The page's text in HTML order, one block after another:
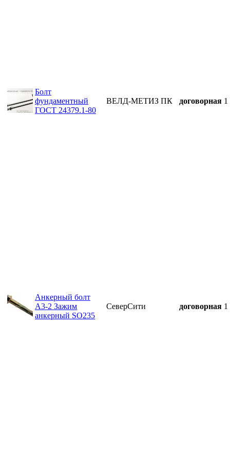
Болт
фундаментный
ГОСТ 24379.1-80
ВЕЛД-МЕТИЗ ПК договорная 1
Анкерный болт
А3-2 Зажим
анкерный SO235
СеверСити договорная 1